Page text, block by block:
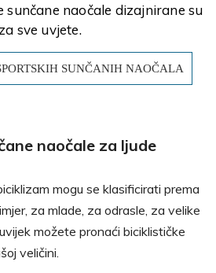
sunčane naočale dizajnirane su
za sve uvjete.
SUNČANIH NAOČALA
naočale za ljude
mogu se klasificirati prema
za mlade, za odrasle, za velike
možete pronaći biciklističke
veličini.